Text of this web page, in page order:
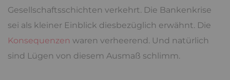
Gesellschaftsschichten verkehrt. Die Bankenkrise
sei als kleiner Einblick diesbezüglich erwähnt. Die
Konsequenzen waren verheerend. Und natürlich
sind Lügen von diesem Ausmaß schlimm.